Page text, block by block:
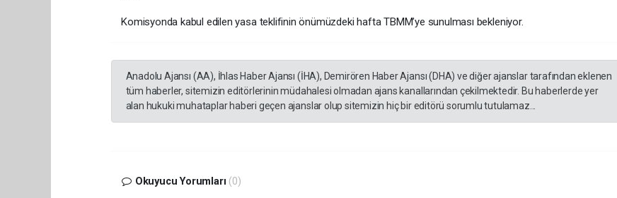
Komisyonda kabul edilen yasa teklifinin önümüzdeki hafta TBMM’ye sunulması bekleniyor.
Anadolu Ajansı (AA), İhlas Haber Ajansı (İHA), Demirören Haber Ajansı (DHA) ve diğer ajanslar tarafından eklenen
tüm haberler, sitemizin editörlerinin müdahalesi olmadan ajans kanallarından çekilmektedir. Bu haberlerde yer
alan hukuki muhataplar haberi geçen ajanslar olup sitemizin hiç bir editörü sorumlu tutulamaz...
Okuyucu Yorumları (0)